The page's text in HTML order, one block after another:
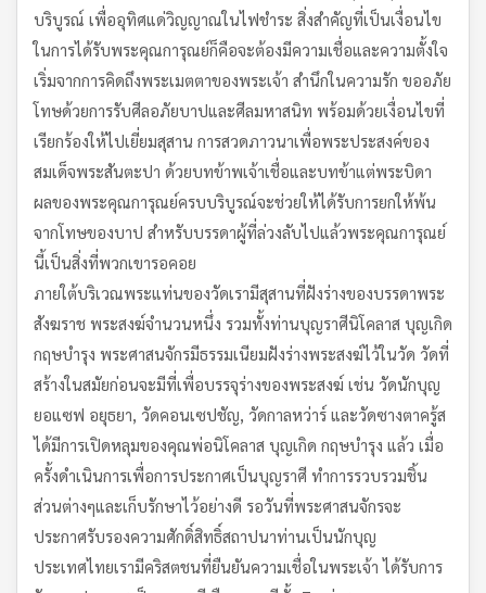
บริบูรณ์ เพื่ออุทิศแด่วิญญาณในไฟชำระ สิ่งสำคัญที่เป็นเงื่อนไข
ในการได้รับพระคุณการุณย์ก็คือจะต้องมีความเชื่อและความตั้งใจ
เริ่มจากการคิดถึงพระเมตตาของพระเจ้า สำนึกในความรัก ขออภัย
โทษด้วยการรับศีลอภัยบาปและศีลมหาสนิท พร้อมด้วยเงื่อนไขที่
เรียกร้องให้ไปเยี่ยมสุสาน การสวดภาวนาเพื่อพระประสงค์ของ
สมเด็จพระสันตะปา ด้วยบทข้าพเจ้าเชื่อและบทข้าแต่พระบิดา
ผลของพระคุณการุณย์ครบบริบูรณ์จะช่วยให้ได้รับการยกให้พ้น
จากโทษของบาป สำหรับบรรดาผู้ที่ล่วงลับไปแล้วพระคุณการุณย์
นี้เป็นสิ่งที่พวกเขารอคอย
ภายใต้บริเวณพระแท่นของวัดเรามีสุสานที่ฝังร่างของบรรดาพระ
สังฆราช พระสงฆ์จำนวนหนึ่ง รวมทั้งท่านบุญราศีนิโคลาส บุญเกิด
กฤษบำรุง พระศาสนจักรมีธรรมเนียมฝังร่างพระสงฆ์ไว้ในวัด วัดที่
สร้างในสมัยก่อนจะมีที่เพื่อบรรจุร่างของพระสงฆ์ เช่น วัดนักบุญ
ยอแซฟ อยุธยา, วัดคอนเซปชัญ, วัดกาลหว่าร์ และวัดซางตาครู้ส
ได้มีการเปิดหลุมของคุณพ่อนิโคลาส บุญเกิด กฤษบำรุง แล้ว เมื่อ
ครั้งดำเนินการเพื่อการประกาศเป็นบุญราศี ทำการรวบรวมชิ้น
ส่วนต่างๆและเก็บรักษาไว้อย่างดี รอวันที่พระศาสนจักรจะ
ประกาศรับรองความศักดิ์สิทธิ์สถาปนาท่านเป็นนักบุญ
ประเทศไทยเรามีคริสตชนที่ยืนยันความเชื่อในพระเจ้า ได้รับการ